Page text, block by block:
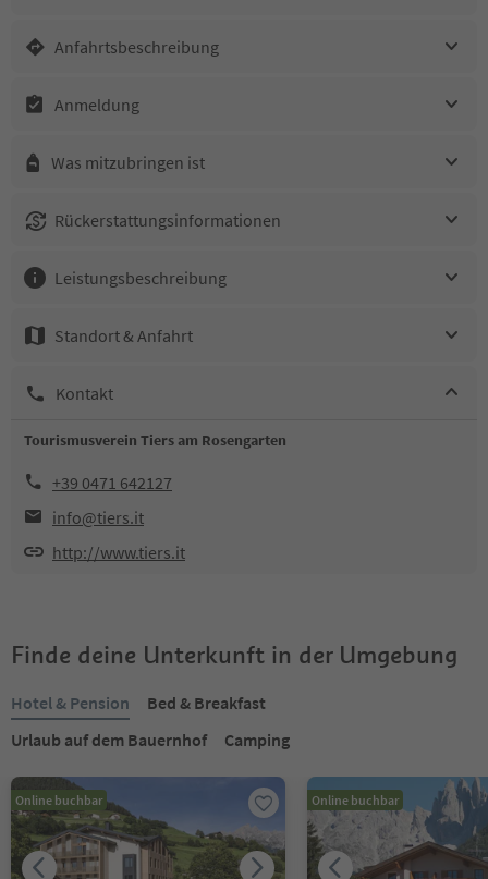
Anfahrtsbeschreibung
Anmeldung
Was mitzubringen ist
Rückerstattungsinformationen
Leistungsbeschreibung
Standort & Anfahrt
Kontakt
Tourismusverein Tiers am Rosengarten
+39 0471 642127
info@tiers.it
http://www.tiers.it
Finde deine Unterkunft in der Umgebung
Hotel & Pension
Bed & Breakfast
Urlaub auf dem Bauernhof
Camping
Online buchbar Online buchbar